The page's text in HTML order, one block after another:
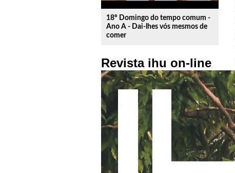
18º Domingo do tempo comum -
Ano A - Dai-lhes vós mesmos de
comer
Revista ihu on-line